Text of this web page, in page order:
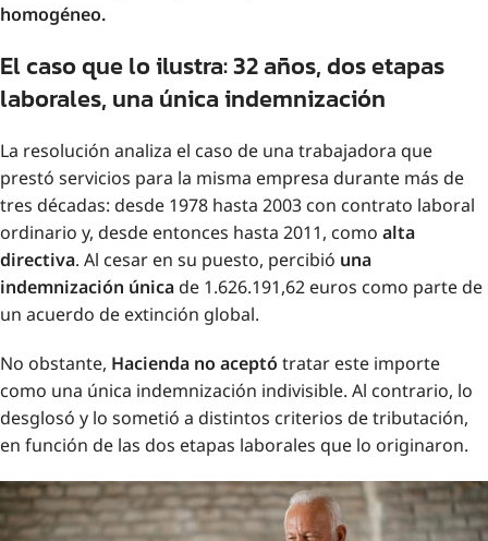
homogéneo.
El caso que lo ilustra: 32 años, dos etapas
laborales, una única indemnización
La resolución analiza el caso de una trabajadora que
prestó servicios para la misma empresa durante más de
tres décadas: desde 1978 hasta 2003 con contrato laboral
ordinario y, desde entonces hasta 2011, como alta
directiva. Al cesar en su puesto, percibió una
indemnización únicade 1.626.191,62 euros como parte de
un acuerdo de extinción global.
No obstante, Hacienda no aceptó tratar este importe
como una única indemnización indivisible. Al contrario, lo
desglosó y lo sometió a distintos criterios de tributación,
en función de las dos etapas laborales que lo originaron.